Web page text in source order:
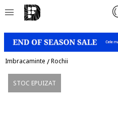
Imbracaminte /Rochii
STOC EPUIZAT